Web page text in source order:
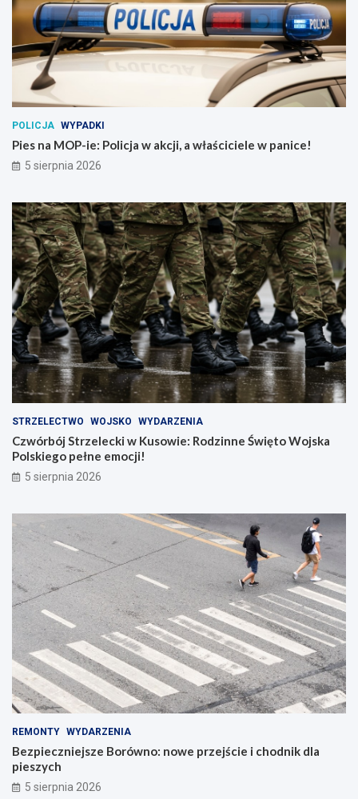
POLICJA WYPADKI
Pies na MOP-ie: Policja w akcji, a właściciele w panice!
5 sierpnia 2026
STRZELECTWO WOJSKO WYDARZENIA
Czwórbój Strzelecki w Kusowie: Rodzinne Święto Wojska
Polskiego pełne emocji!
5 sierpnia 2026
REMONTY WYDARZENIA
Bezpieczniejsze Borówno: nowe przejście i chodnik dla
pieszych
5 sierpnia 2026